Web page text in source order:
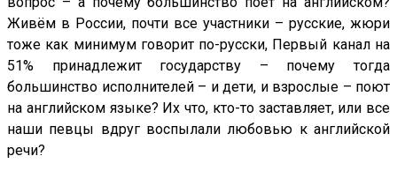
Живём в России, почти все участники – русские, жюри
тоже как минимум говорит по-русски, Первый канал на
51% принадлежит государству – почему тогда
большинство исполнителей – и дети, и взрослые – поют
на английском языке? Их что, кто-то заставляет, или все
наши певцы вдруг воспылали любовью к английской
речи?